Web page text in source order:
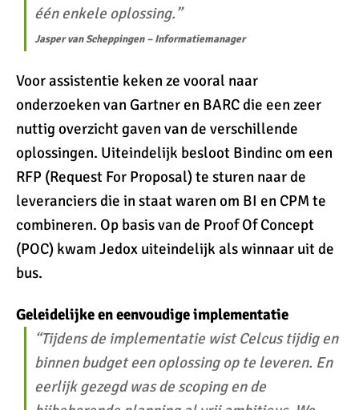
één enkele oplossing.”
Jasper van Scheppingen – Informatiemanager
Voor assistentie keken ze vooral naar
onderzoeken van Gartner en BARC die een zeer
nuttig overzicht gaven van de verschillende
oplossingen. Uiteindelijk besloot Bindinc om een
RFP (Request For Proposal) te sturen naar de
leveranciers die in staat waren om BI en CPM te
combineren. Op basis van de Proof Of Concept
(POC) kwam Jedox uiteindelijk als winnaar uit de
bus.
Geleidelijke en eenvoudige implementatie
“Tijdens de implementatie wist Celcus tijdig en
binnen budget een oplossing op te leveren. En
eerlijk gezegd was de scoping en de